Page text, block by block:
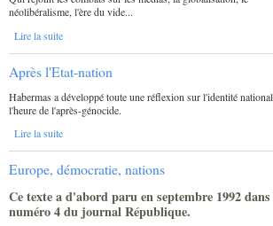
néolibéralisme, l'ère du vide...
Lire la suite
Après l'Etat-nation
Habermas a développé toute une réflexion sur l'identité
l'heure de l'après-génocide.
Lire la suite
Europe, démocratie, nations
Ce texte a d'abord paru en septembre 1992
numéro 4 du journalRépublique.